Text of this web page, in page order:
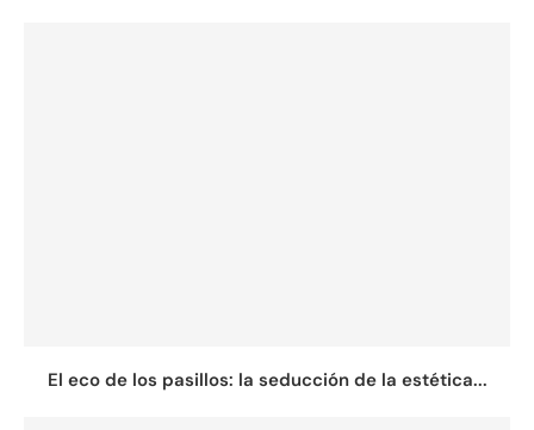
El eco de los pasillos: la seducción de la estética...